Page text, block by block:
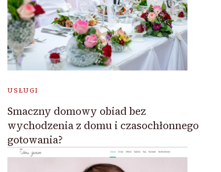
USŁUGI
Smaczny domowy obiad bez
wychodzenia z domu i czasochłonnego
gotowania?